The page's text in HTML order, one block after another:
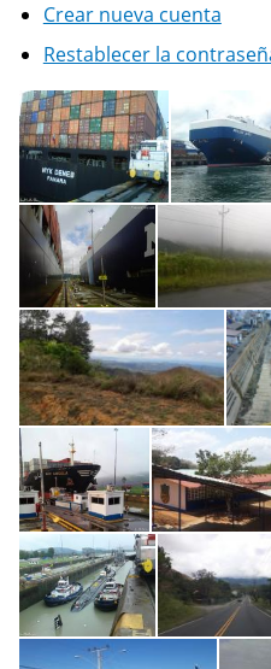
Crear nueva cuenta
Restablecer la